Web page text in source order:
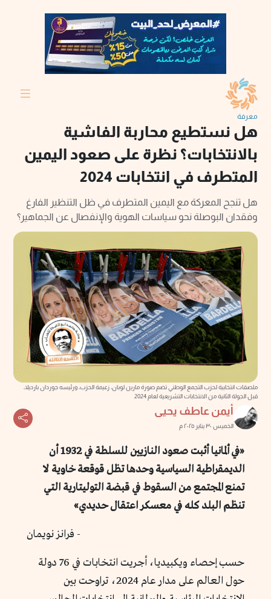
معرفة
هل نستطيع محاربة الفاشية
بالانتخابات؟ نظرة على صعود اليمين
المتطرف في انتخابات 2024
هل تنجح المعركة مع اليمين المتطرف في ظل التنظير الفارغ
وفقدان البوصلة نحو سياسات الهوية والإنفصال عن الجماهير؟
ملصقات انتخابية لحزب التجمع الوطني تضم صورة مارين لوبان، زعيمة الحزب، ورئيسه جوردان بارديلا،
قبل الجولة الثانية من الانتخابات التشريعية لعام 2024
أيمن عاطف يحيى
الخميس ٣٠ يناير ٢٠٢٥ م
«في ألمانيا أثبت صعود النازيين للسلطة في 1932 أن
الديمقراطية السياسية وحدها تظل قوقعة خاوية لا
تمنع المجتمع من السقوط في قبضة التوليتارية التي
تنظم البلد كله في معسكر اعتقال حديدي»
- فرانز نويمان
حسب إحصاء ويكبيديا، أجريت انتخابات في 76 دولة
حول العالم على مدار عام 2024، تراوحت بين